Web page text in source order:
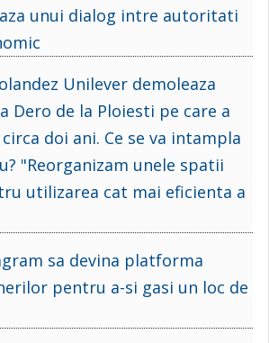
unui dialog intre autoritati
Unilever demoleaza
Dero de la Ploiesti pe care a
doi ani. Ce se va intampla
"Reorganizam unele spatii
utilizarea cat mai eficienta a
sa devina platforma
pentru a-si gasi un loc de